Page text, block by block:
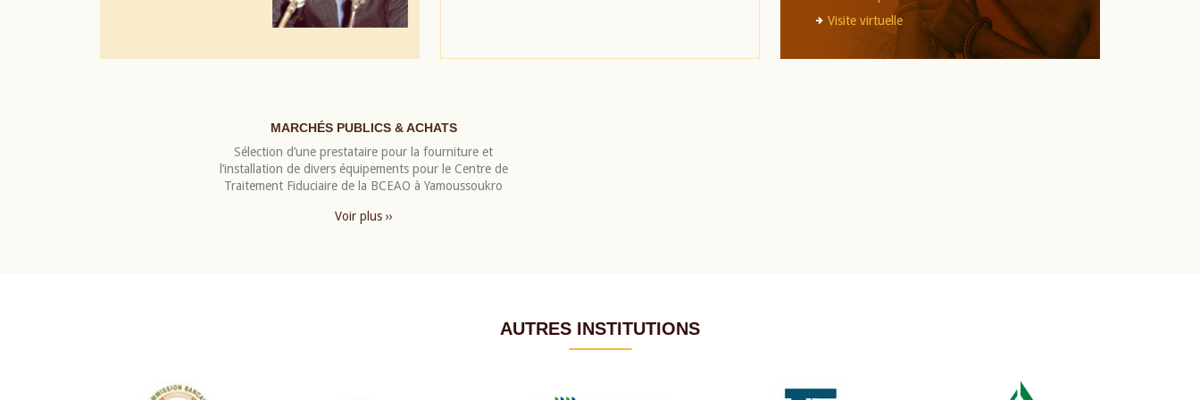
Visite virtuelle
MARCHÉS PUBLICS & ACHATS
Sélection d’une prestataire pour la fourniture et
l’installation de divers équipements pour le Centre de
Traitement Fiduciaire de la BCEAO à Yamoussoukro
Voir plus ››
AUTRES INSTITUTIONS